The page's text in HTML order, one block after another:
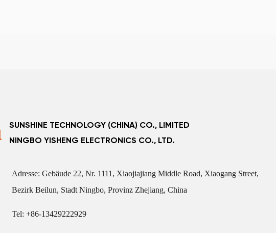
SUNSHINE TECHNOLOGY (CHINA) CO., LIMITED
NINGBO YISHENG ELECTRONICS CO., LTD.
Adresse: Gebäude 22, Nr. 1111, Xiaojiajiang Middle Road, Xiaogang Street,
Bezirk Beilun, Stadt Ningbo, Provinz Zhejiang, China
Tel: +86-13429222929